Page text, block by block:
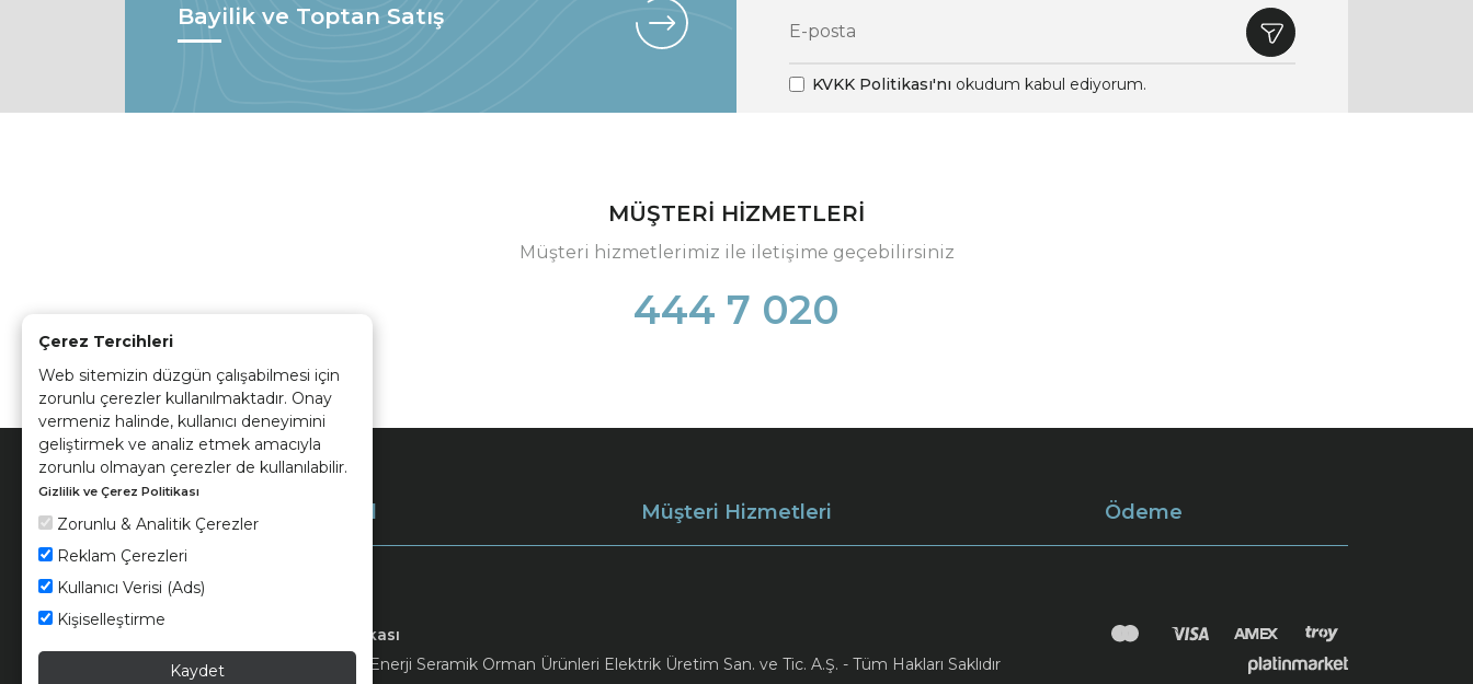
Çerez Tercihleri
Web sitemizin düzgün çalışabilmesi için
zorunlu çerezler kullanılmaktadır. Onay
vermeniz halinde, kullanıcı deneyimini
geliştirmek ve analiz etmek amacıyla
zorunlu olmayan çerezler de kullanılabilir.
Gizlilik ve Çerez Politikası
Zorunlu & Analitik Çerezler
Reklam Çerezleri
Kullanıcı Verisi (Ads)
Kişiselleştirme
Kaydet
Bayilik ve Toptan Satış
KVKK Politikası'nı okudum kabul ediyorum.
MÜŞTERİ HİZMETLERİ
Müşteri hizmetlerimiz ile iletişime geçebilirsiniz
444 7 020
Müşteri Hizmetleri Ödeme
Kvkk ve Çerez Politikası
© 2026 Ünsa Madencilik Turizm Enerji Seramik Orman Ürünleri Elektrik Üretim San. ve Tic. A.Ş. - Tüm Hakları Saklıdır